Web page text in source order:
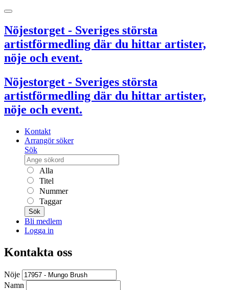
Nöjestorget - Sveriges största
artistförmedling där du hittar artister,
nöje och event.
Nöjestorget - Sveriges största
artistförmedling där du hittar artister,
nöje och event.
Kontakt
Arrangör söker
Sök
Alla
Titel
Nummer
Taggar
Sök
Bli medlem
Logga in
Kontakta oss
Nöje
Namn